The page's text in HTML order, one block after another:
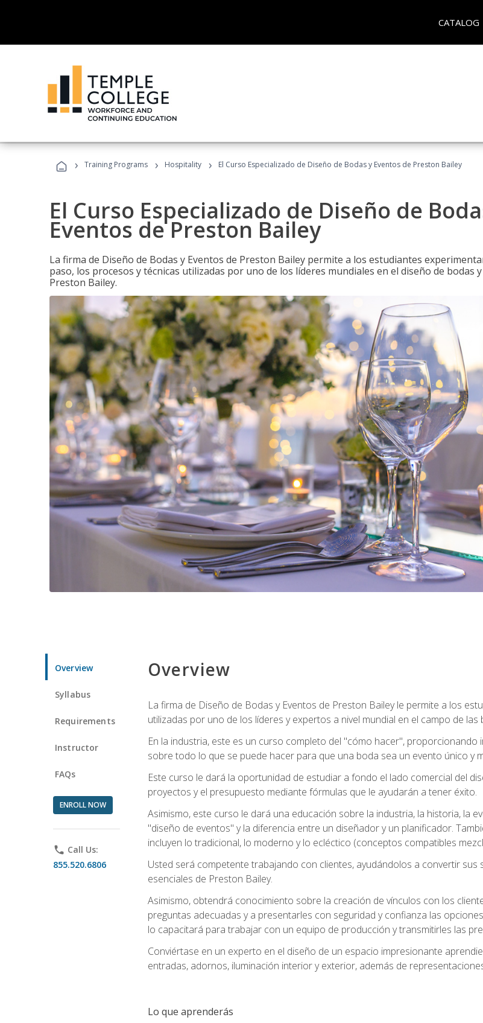
CATALOG
› Training Programs › Hospitality › El Curso Especializado de Diseño de Bodas y Eventos de Preston Bailey
El Curso Especializado de Diseño de
Eventos de Preston Bailey
La firma de Diseño de Bodas y Eventos de Preston Bailey permite a los estudiantes
paso, los procesos y técnicas utilizadas por uno de los líderes mundiales en el diseño de bodas
Preston Bailey.
Overview
Syllabus
Requirements
Instructor
FAQs
ENROLL NOW
phone Call Us:
855.520.6806
Overview
La firma de Diseño de Bodas y Eventos de Preston Bailey le permite a los
utilizadas por uno de los líderes y expertos a nivel mundial en el campo de las
En la industria, este es un curso completo del "cómo hacer",
sobre todo lo que se puede hacer para que una boda sea un evento único y
Este curso le dará la oportunidad de estudiar a fondo el lado comercial del
proyectos y el presupuesto mediante fórmulas que le ayudarán a tener éxito.
Asimismo, este curso le dará una educación sobre la industria, la historia, la
"diseño de eventos" y la diferencia entre un diseñador y un planificador.
incluyen lo tradicional, lo moderno y lo ecléctico (conceptos compatibles
Usted será competente trabajando con clientes, ayudándolos a convertir
esenciales de Preston Bailey.
Asimismo, obtendrá conocimiento sobre la creación de vínculos con los
preguntas adecuadas y a presentarles con seguridad y confianza las
lo capacitará para trabajar con un equipo de producción y transmitirles las
Conviértase en un experto en el diseño de un espacio impresionante
entradas, adornos, iluminación interior y exterior, además de
Lo que aprenderás